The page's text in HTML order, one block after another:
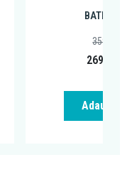
BATERII
269,00
359,99
Adauga